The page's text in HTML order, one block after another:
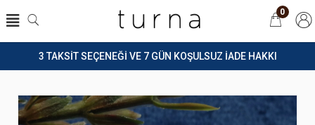
3 TAKSİT SEÇENEĞİ VE 7 GÜN KOŞULSUZ İADE HAKKI
0